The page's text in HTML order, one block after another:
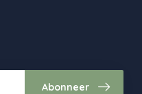
Abonneer